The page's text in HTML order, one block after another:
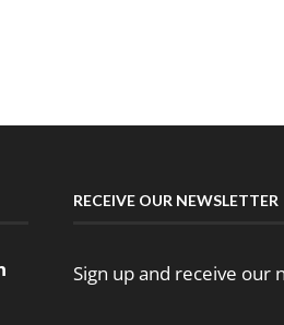
RECEIVE OUR NEWSLETTER
Sign up and receive our